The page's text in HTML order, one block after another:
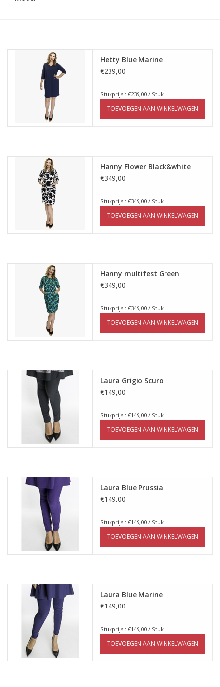
Hetty Blue Marine
€239,00
Stukprijs : €239,00 / Stuk
TOEVOEGEN AAN WINKELWAGEN
Hanny Flower Black&white
€349,00
Stukprijs : €349,00 / Stuk
TOEVOEGEN AAN WINKELWAGEN
Hanny multifest Green
€349,00
Stukprijs : €349,00 / Stuk
TOEVOEGEN AAN WINKELWAGEN
Laura Grigio Scuro
€149,00
Stukprijs : €149,00 / Stuk
TOEVOEGEN AAN WINKELWAGEN
Laura Blue Prussia
€149,00
Stukprijs : €149,00 / Stuk
TOEVOEGEN AAN WINKELWAGEN
Laura Blue Marine
€149,00
Stukprijs : €149,00 / Stuk
TOEVOEGEN AAN WINKELWAGEN